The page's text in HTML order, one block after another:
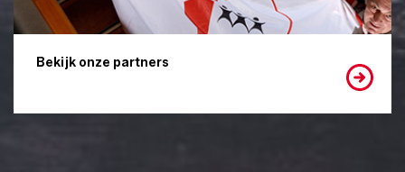
Bekijk onze partners